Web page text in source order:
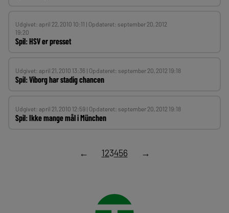
Udgivet: april 22, 2010 10:11 | Opdateret: september 20, 2012
19:20
Spil: HSV er presset
Udgivet: april 21, 2010 13:36 | Opdateret: september 20, 2012 19:18
Spil: Viborg har stadig chancen
Udgivet: april 21, 2010 12:59 | Opdateret: september 20, 2012 19:18
Spil: Ikke mange mål i München
← 123456 →